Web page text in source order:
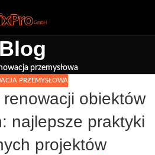
Blog
przemysłowa
PRZEMYSŁOWA
obiektów
najlepsze praktyki
projektów